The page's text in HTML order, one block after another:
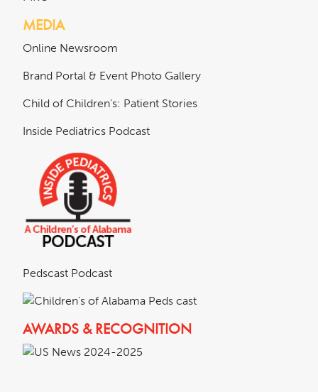
MEDIA
Online Newsroom
Brand Portal & Event Photo Gallery
Child of Children's: Patient Stories
Inside Pediatrics Podcast
Pedscast Podcast
AWARDS & RECOGNITION